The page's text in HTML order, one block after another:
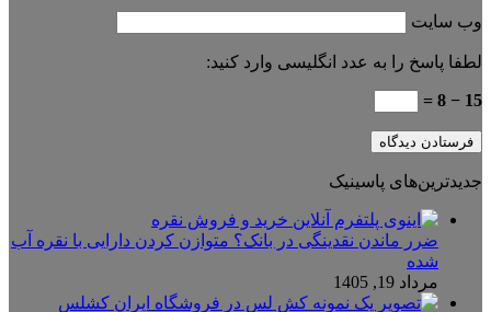
وب‌ سایت
لطفا پاسخ را به عدد انگلیسی وارد کنید:
15 − 8 =
جدیدترین‌های پاسینیک
ضرر ماندن نقدینگی در بانک؟ متوازن کردن دارایی با نقره آب
شده
مرداد 19, 1405